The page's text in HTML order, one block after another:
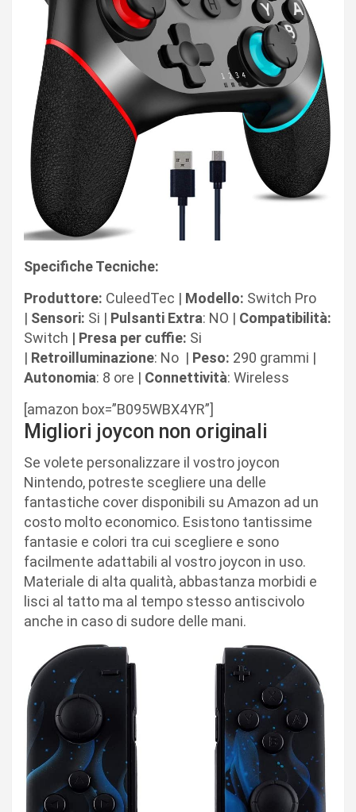
Specifiche Tecniche:
Produttore: CuleedTec | Modello: Switch Pro
| Sensori: Si | Pulsanti Extra: NO | Compatibilità:
Switch | Presa per cuffie: Si
| Retroilluminazione: No | Peso: 290 grammi |
Autonomia: 8 ore | Connettività: Wireless
[amazon box=”B095WBX4YR”]
Migliori joycon non originali
Se volete personalizzare il vostro joycon
Nintendo, potreste scegliere una delle
fantastiche cover disponibili su Amazon ad un
costo molto economico. Esistono tantissime
fantasie e colori tra cui scegliere e sono
facilmente adattabili al vostro joycon in uso.
Materiale di alta qualità, abbastanza morbidi e
lisci al tatto ma al tempo stesso antiscivolo
anche in caso di sudore delle mani.